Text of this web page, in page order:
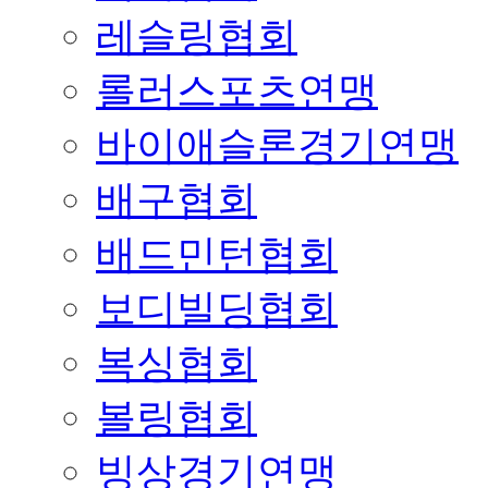
레슬링협회
롤러스포츠연맹
바이애슬론경기연맹
배구협회
배드민턴협회
보디빌딩협회
복싱협회
볼링협회
빙상경기연맹